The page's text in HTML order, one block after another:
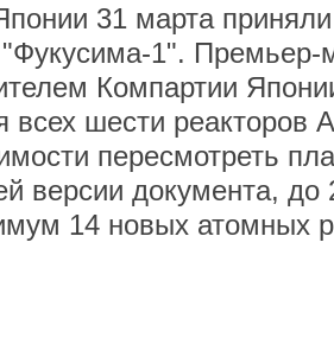
31 марта
1". Премьер-
Компартии
всех шести реакторов
пересмотреть
версии документа, до
14 новых атомных